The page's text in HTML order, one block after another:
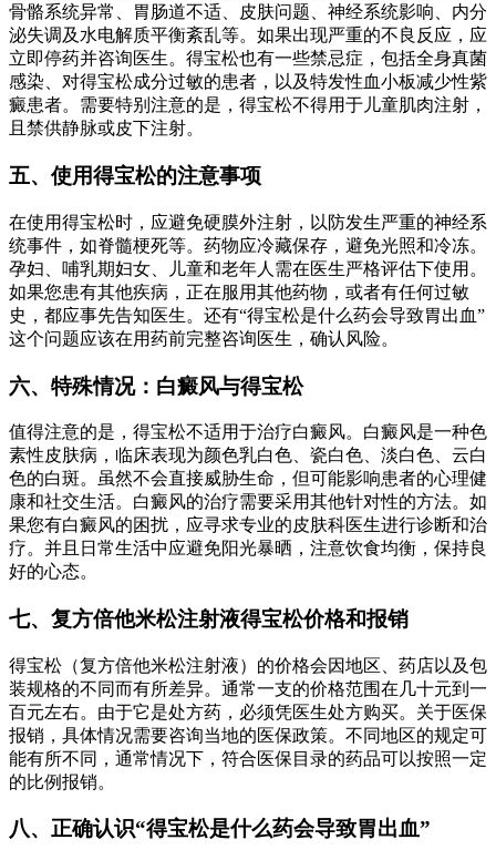
骨骼系统异常、胃肠道不适、皮肤问题、神经系统影响、内分
泌失调及水电解质平衡紊乱等。如果出现严重的不良反应，应
立即停药并咨询医生。得宝松也有一些禁忌症，包括全身真菌
感染、对得宝松成分过敏的患者，以及特发性血小板减少性紫
癜患者。需要特别注意的是，得宝松不得用于儿童肌肉注射，
且禁供静脉或皮下注射。
五、使用得宝松的注意事项
在使用得宝松时，应避免硬膜外注射，以防发生严重的神经系
统事件，如脊髓梗死等。药物应冷藏保存，避免光照和冷冻。
孕妇、哺乳期妇女、儿童和老年人需在医生严格评估下使用。
如果您患有其他疾病，正在服用其他药物，或者有任何过敏
史，都应事先告知医生。还有“得宝松是什么药会导致胃出血”
这个问题应该在用药前完整咨询医生，确认风险。
六、特殊情况：白癜风与得宝松
值得注意的是，得宝松不适用于治疗白癜风。白癜风是一种色
素性皮肤病，临床表现为颜色乳白色、瓷白色、淡白色、云白
色的白斑。虽然不会直接威胁生命，但可能影响患者的心理健
康和社交生活。白癜风的治疗需要采用其他针对性的方法。如
果您有白癜风的困扰，应寻求专业的皮肤科医生进行诊断和治
疗。并且日常生活中应避免阳光暴晒，注意饮食均衡，保持良
好的心态。
七、复方倍他米松注射液得宝松价格和报销
得宝松（复方倍他米松注射液）的价格会因地区、药店以及包
装规格的不同而有所差异。通常一支的价格范围在几十元到一
百元左右。由于它是处方药，必须凭医生处方购买。关于医保
报销，具体情况需要咨询当地的医保政策。不同地区的规定可
能有所不同，通常情况下，符合医保目录的药品可以按照一定
的比例报销。
八、正确认识“得宝松是什么药会导致胃出血”